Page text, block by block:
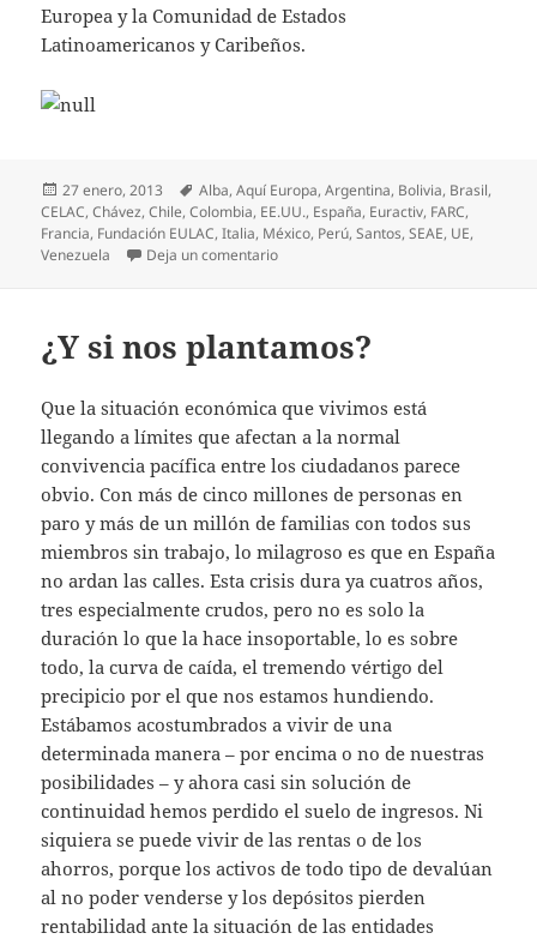
Europea y la Comunidad de Estados
Latinoamericanos y Caribeños.
Publicado
el
27 enero, 2013 Etiquetas
Alba,Aquí Europa,Argentina, Bolivia, Brasil,
CELAC,Chávez,Chile,Colombia, EE.UU., España, Euractiv, FARC,
Francia, Fundación EULAC,Italia, México, Perú,Santos,SEAE, UE,
Venezuela
Deja un comentarioen Cumbre UE América Latina
¿Y si nos plantamos?
Que la situación económica que vivimos está
llegando a límites que afectan a la normal
convivencia pacífica entre los ciudadanos parece
obvio. Con más de cinco millones de personas en
paro y más de un millón de familias con todos sus
miembros sin trabajo, lo milagroso es que en España
no ardan las calles. Esta crisis dura ya cuatros años,
tres especialmente crudos, pero no es solo la
duración lo que la hace insoportable, lo es sobre
todo, la curva de caída, el tremendo vértigo del
precipicio por el que nos estamos hundiendo.
Estábamos acostumbrados a vivir de una
determinada manera – por encima o no de nuestras
posibilidades – y ahora casi sin solución de
continuidad hemos perdido el suelo de ingresos. Ni
siquiera se puede vivir de las rentas o de los
ahorros, porque los activos de todo tipo de devalúan
al no poder venderse y los depósitos pierden
rentabilidad ante la situación de las entidades